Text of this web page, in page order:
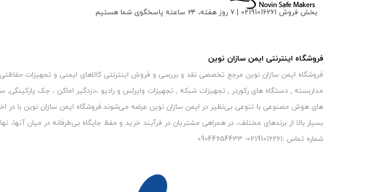
بخش فروش 02191016261 | ۷ روز هفته، ۲۴ ساعته پاسخگوی شما هستیم
فروشگاه اینترنتی ایمن سازان نوین
فروشگاه ایمن سازان نوین مرجع تخصصی نقد و بررسی و فروش اینترنتی کالاهای ایمنی و تجهیزات
مداربسته , دستگاه های رکوردر , تجهیزات شبکه , تجهیزات وایرلس و رادیو ،دزدگیر اماکن ، جک
های هوش مصنوعی با تنوعی بی‌نظیر در ایمن سازان نوین عرضه می‏‏‏‌شوند.فروشگاه ایمن سازان نوین با در
بسیار بالا از برندهای مختلف، در همراهی مشتریان در فرآیند خرید و حفظ جایگاه بی‏‏‏‌طرفانه در میان آنها،
شماره تماس :02191016261- 09044654433